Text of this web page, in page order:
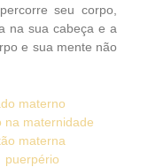
seu corpo,
na sua cabeça e a
e sua mente não
materno
na maternidade
materna
puerpério